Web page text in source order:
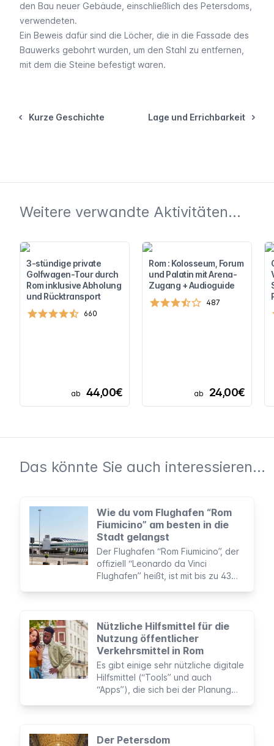
den Bau neuer Gebäude, einschließlich des Petersdoms,
verwendeten.
Ein Beweis dafür sind die Löcher, die in die Fassade des
Bauwerks gebohrt wurden, um den Stahl zu entfernen,
mit dem die Steine befestigt waren.
Kurze Geschichte Lage und Errichbarkeit
Weitere verwandte Aktivitäten...
3-stündige private
Golfwagen-Tour durch
Rom inklusive Abholung
und Rücktransport
660
ab 44,00€
Rom : Kolosseum, Forum
und Palatin mit Arena-
Zugang + Audioguide
487
ab 24,00€
Das könnte Sie auch interessieren...
Wie du vom Flughafen “Rom
Fiumicino” am besten in die
Stadt gelangst
Der Flughafen “Rom Fiumicino”, der
offiziell “Leonardo da Vinci
Flughafen” heißt, ist mit bis zu 43
Nützliche Hilfsmittel für die
Nutzung öffentlicher
Verkehrsmittel in Rom
Es gibt einige sehr nützliche digitale
Hilfsmittel (“Tools” und auch
“Apps”), die sich bei der Planung
können. Um sie während deines
Der Petersdom